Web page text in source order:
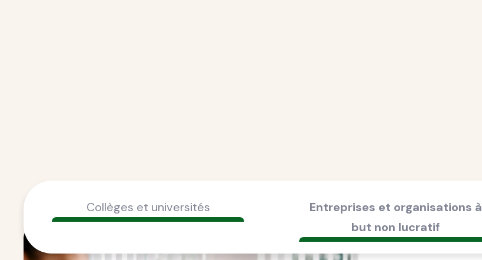
Collèges et universités
Entreprises et organisations à
but non lucratif